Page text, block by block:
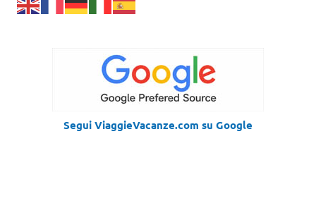
Segui ViaggieVacanze.com su Google